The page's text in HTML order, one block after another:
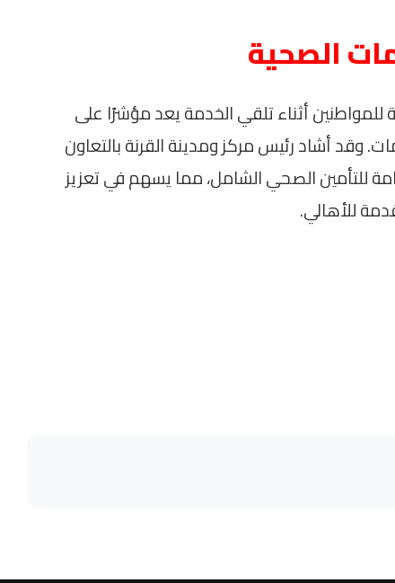
الصحية
للمواطنين أثناء تلقي الخدمة يعد مؤشرًا على
وقد أشاد رئيس مركز ومدينة القرنة بالتعاون
للتأمين الصحي الشامل، مما يسهم في تعزيز
للأهالي.